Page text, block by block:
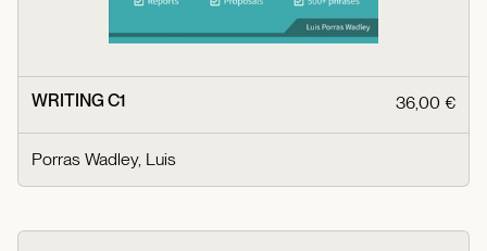
WRITING C1 36,00 €
Porras Wadley, Luis